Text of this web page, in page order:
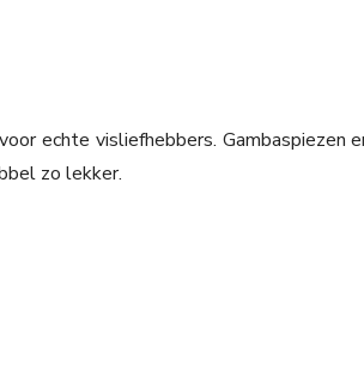
echte visliefhebbers. Gambaspiezen
zo lekker.